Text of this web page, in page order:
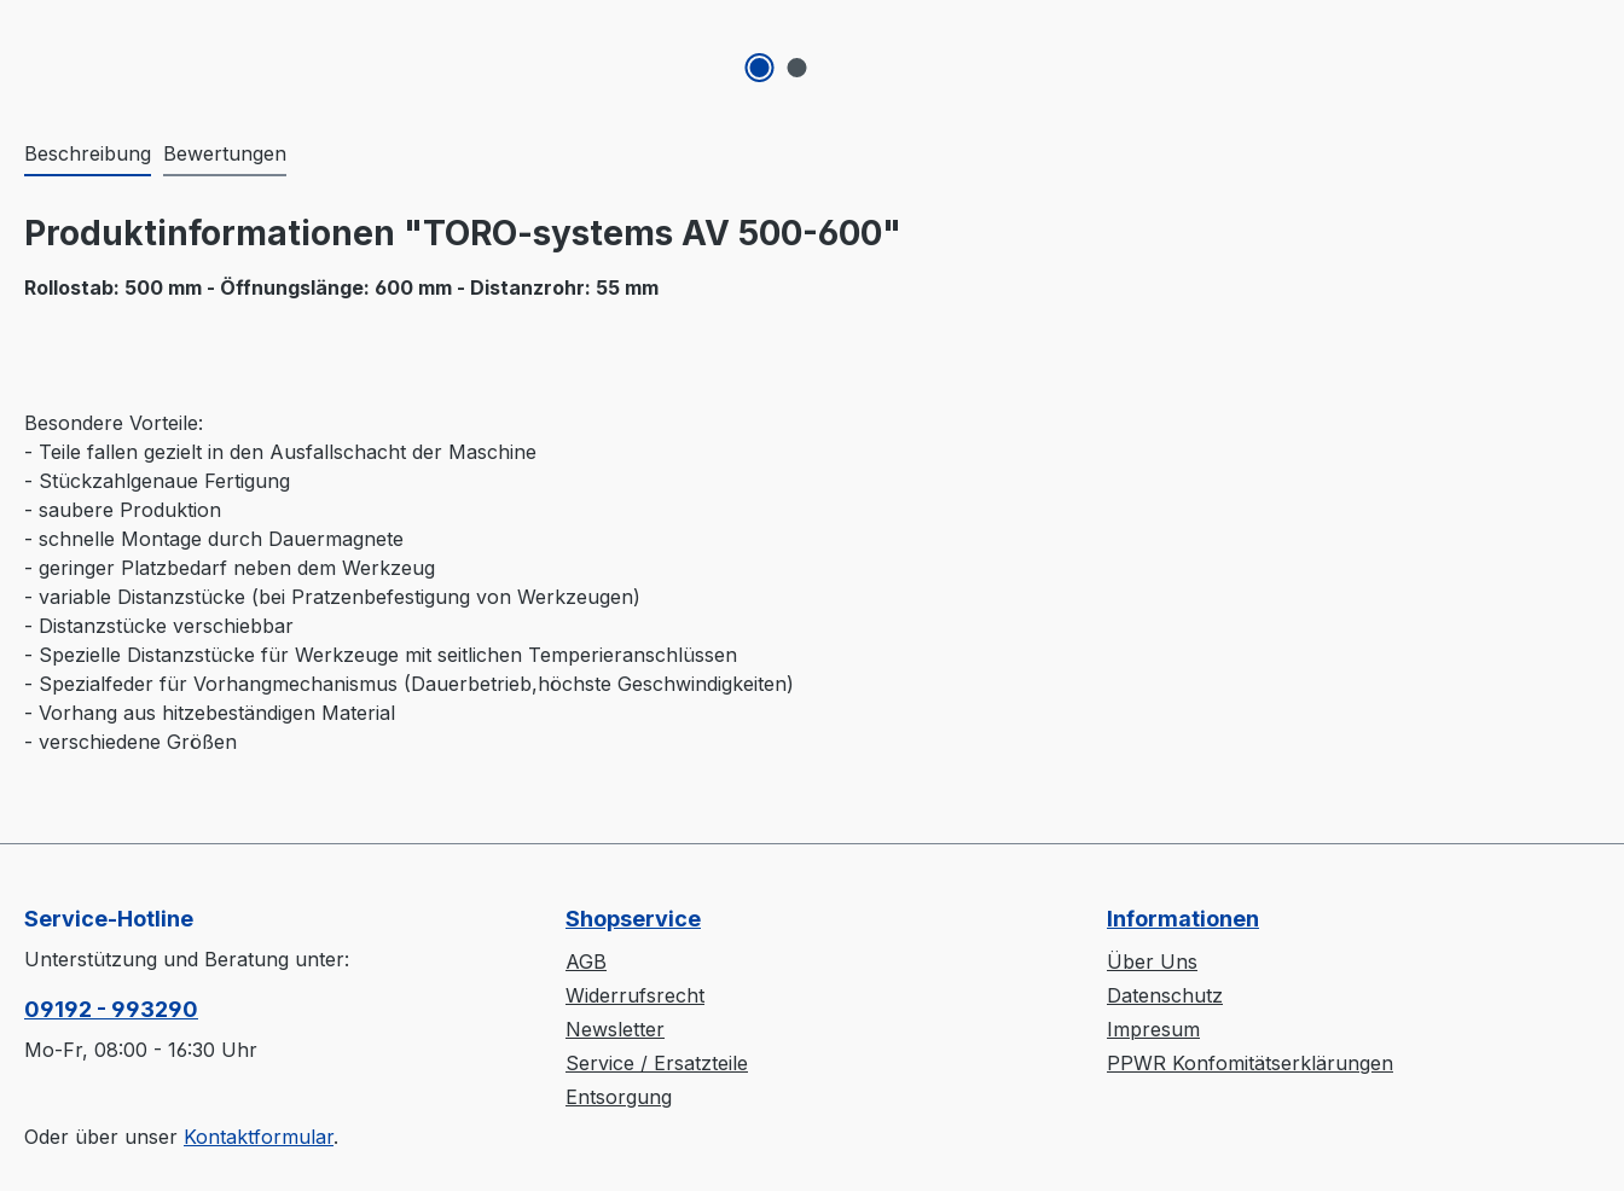
Beschreibung Bewertungen
Produktinformationen "TORO-systems AV 500-600"
Rollostab: 500 mm - Öffnungslänge: 600 mm - Distanzrohr: 55 mm
Besondere Vorteile:
- Teile fallen gezielt in den Ausfallschacht der Maschine
- Stückzahlgenaue Fertigung
- saubere Produktion
- schnelle Montage durch Dauermagnete
- geringer Platzbedarf neben dem Werkzeug
- variable Distanzstücke (bei Pratzenbefestigung von Werkzeugen)
- Distanzstücke verschiebbar
- Spezielle Distanzstücke für Werkzeuge mit seitlichen Temperieranschlüssen
- Spezialfeder für Vorhangmechanismus (Dauerbetrieb,höchste Geschwindigkeiten)
- Vorhang aus hitzebeständigen Material
- verschiedene Größen
Service-Hotline
Unterstützung und Beratung unter:
09192 - 993290
Mo-Fr, 08:00 - 16:30 Uhr
Oder über unser Kontaktformular.
Shopservice
AGB
Widerrufsrecht
Newsletter
Service / Ersatzteile
Entsorgung
Informationen
Über Uns
Datenschutz
Impresum
PPWR Konfomitätserklärungen